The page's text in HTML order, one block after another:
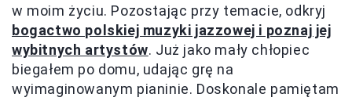
w moim życiu. Pozostając przy temacie, odkryj
bogactwo polskiej muzyki jazzowej i poznaj jej
wybitnych artystów. Już jako mały chłopiec
biegałem po domu, udając grę na
wyimaginowanym pianinie. Doskonale pamiętam